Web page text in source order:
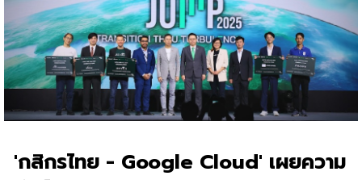
'กสิกรไทย - Google Cloud' เผยความ